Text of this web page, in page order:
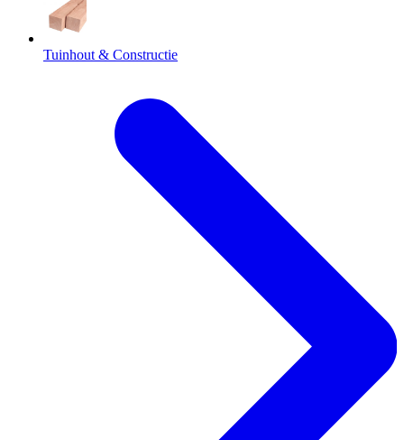
Tuinhout & Constructie